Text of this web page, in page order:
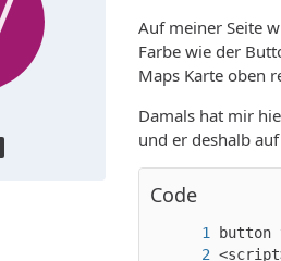
Auf meiner Seite
Farbe wie der
Maps Karte oben
Damals hat mir
und er deshalb
Code